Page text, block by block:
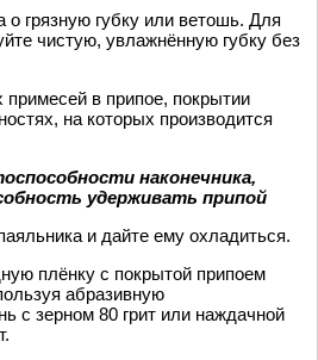
о грязную губку или ветошь. Для
чистую, увлажнённую губку без
в припое, покрытии
на которых производится
наконечника,
удерживать припой
и дайте ему охладиться.
плёнку с покрытой припоем
абразивную
с зерном 80 грит или наждачной